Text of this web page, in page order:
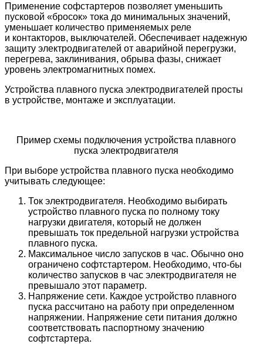
Применение софстартеров позволяет уменьшить
пусковой «бросок» тока до минимальных значений,
уменьшает количество применяемых реле
и контакторов, выключателей. Обеспечивает надежную
защиту электродвигателей от аварийной перегрузки,
перегрева, заклинивания, обрыва фазы, снижает
уровень электромагнитных помех.
Устройства плавного пуска электродвигателей просты
в устройстве, монтаже и эксплуатации.
Пример схемы подключения устройства плавного
пуска электродвигателя
При выборе устройства плавного пуска необходимо
учитывать следующее:
Ток электродвигателя. Необходимо выбирать
устройство плавного пуска по полному току
нагрузки двигателя, который не должен
превышать ток предельной нагрузки устройства
плавного пуска.
Максимальное число запусков в час. Обычно оно
ограничено софтстартером. Необходимо, что-бы
количество запусков в час электродвигателя не
превышало этот параметр.
Напряжение сети. Каждое устройство плавного
пуска рассчитано на работу при определенном
напряжении. Напряжение сети питания должно
соответствовать паспортному значению
софтстартера.